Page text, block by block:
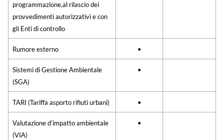
programmazione,al rilascio dei
provvedimenti autorizzativi e con
gli Enti di controllo
Rumore esterno •
Sistemi di Gestione Ambientale
(SGA)
•
TARI (Tariffa asporto rifiuti urbani) •
Valutazione d’impatto ambientale
(VIA)
•